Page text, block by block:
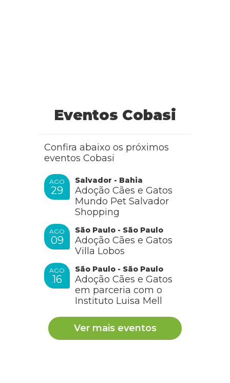
Eventos Cobasi
Confira abaixo os próximos
eventos Cobasi
AGO
29
Salvador - Bahia
Adoção Cães e Gatos
Mundo Pet Salvador
Shopping
AGO
09
São Paulo - São Paulo
Adoção Cães e Gatos
Villa Lobos
AGO
16
São Paulo - São Paulo
Adoção Cães e Gatos
em parceria com o
Instituto Luisa Mell
Ver mais eventos